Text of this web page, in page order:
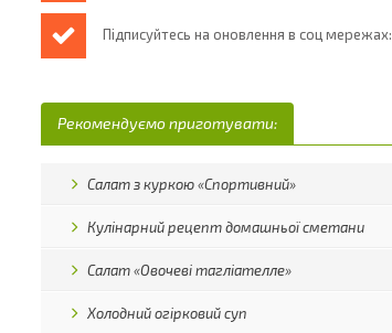
Підписуйтесь на оновлення в соц мережах:
Рекомендуємо приготувати:
Салат з куркою «Спортивний»
Кулінарний рецепт домашньої сметани
Салат «Овочеві тагліателле»
Холодний огірковий суп